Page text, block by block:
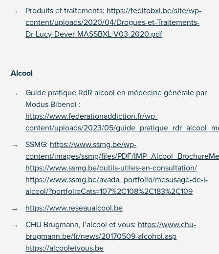
Produits et traitements: https://feditobxl.be/site/wp-
content/uploads/2020/04/Drogues-et-Traitements-
Dr-Lucy-Dever-MASSBXL-V03-2020.pdf
Alcool
Guide pratique RdR alcool en médecine générale par
Modus Bibendi :
https://www.federationaddiction.fr/wp-
content/uploads/2023/05/
SSMG: https://www.ssmg.be/wp-
content/images/ssmg/files/PDF/
https://www.ssmg.be/outils-utiles-en-consultation/
https://www.ssmg.be/avada_portfolio/mesusage-de-l-
alcool/?portfolioCats=107%2C108%2C183%2C109
https://www.reseaualcool.be
CHU Brugmann, l’alcool et vous: https://www.chu-
brugmann.be/fr/news/20170509-alcohol.asp
https://alcooletvous.be